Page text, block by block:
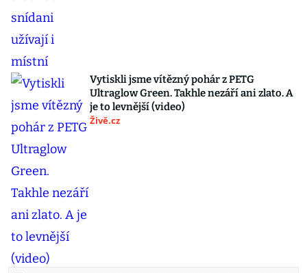
Vytiskli jsme vítězný pohár z PETG
Ultraglow Green. Takhle nezáří ani zlato. A
je to levnější (video)
Živě.cz